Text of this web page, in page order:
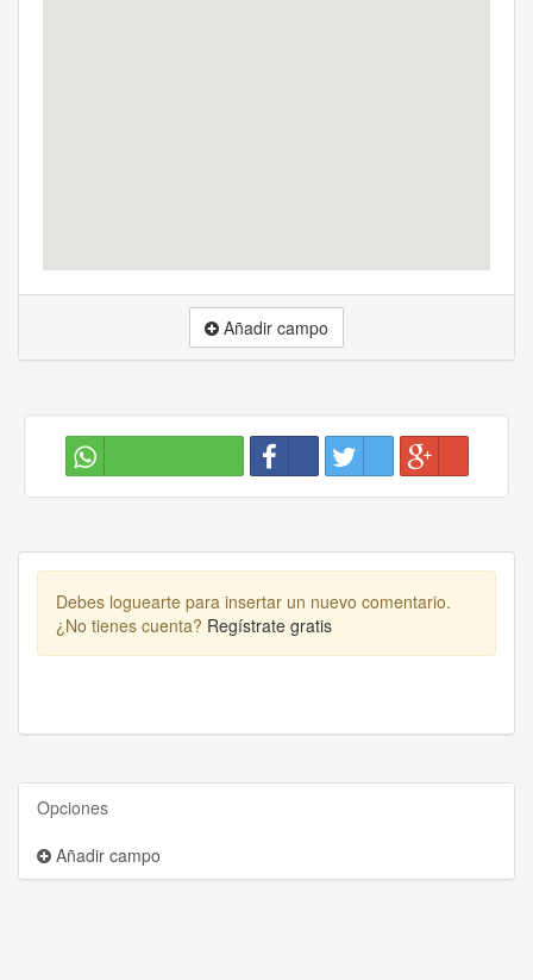
Añadir campo
Debes loguearte para insertar un nuevo comentario.
¿No tienes cuenta? Regístrate gratis
Opciones
Añadir campo